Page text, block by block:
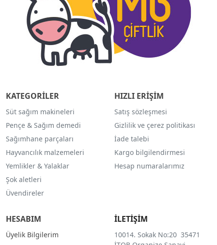
KATEGORİLER
Süt sağım makineleri
Pençe & Sağım demedi
Sağımhane parçaları
Hayvancılık malzemeleri
Yemlikler & Yalaklar
Şok aletleri
Üvendireler
HIZLI ERİŞİM
Satış sözleşmesi
Gizlilik ve çerez politikası
İade talebi
Kargo bilgilendirmesi
Hesap numaralarımız
HESABIM
Üyelik Bilgilerim
İLETİŞİM
10014. Sokak No:20 35471